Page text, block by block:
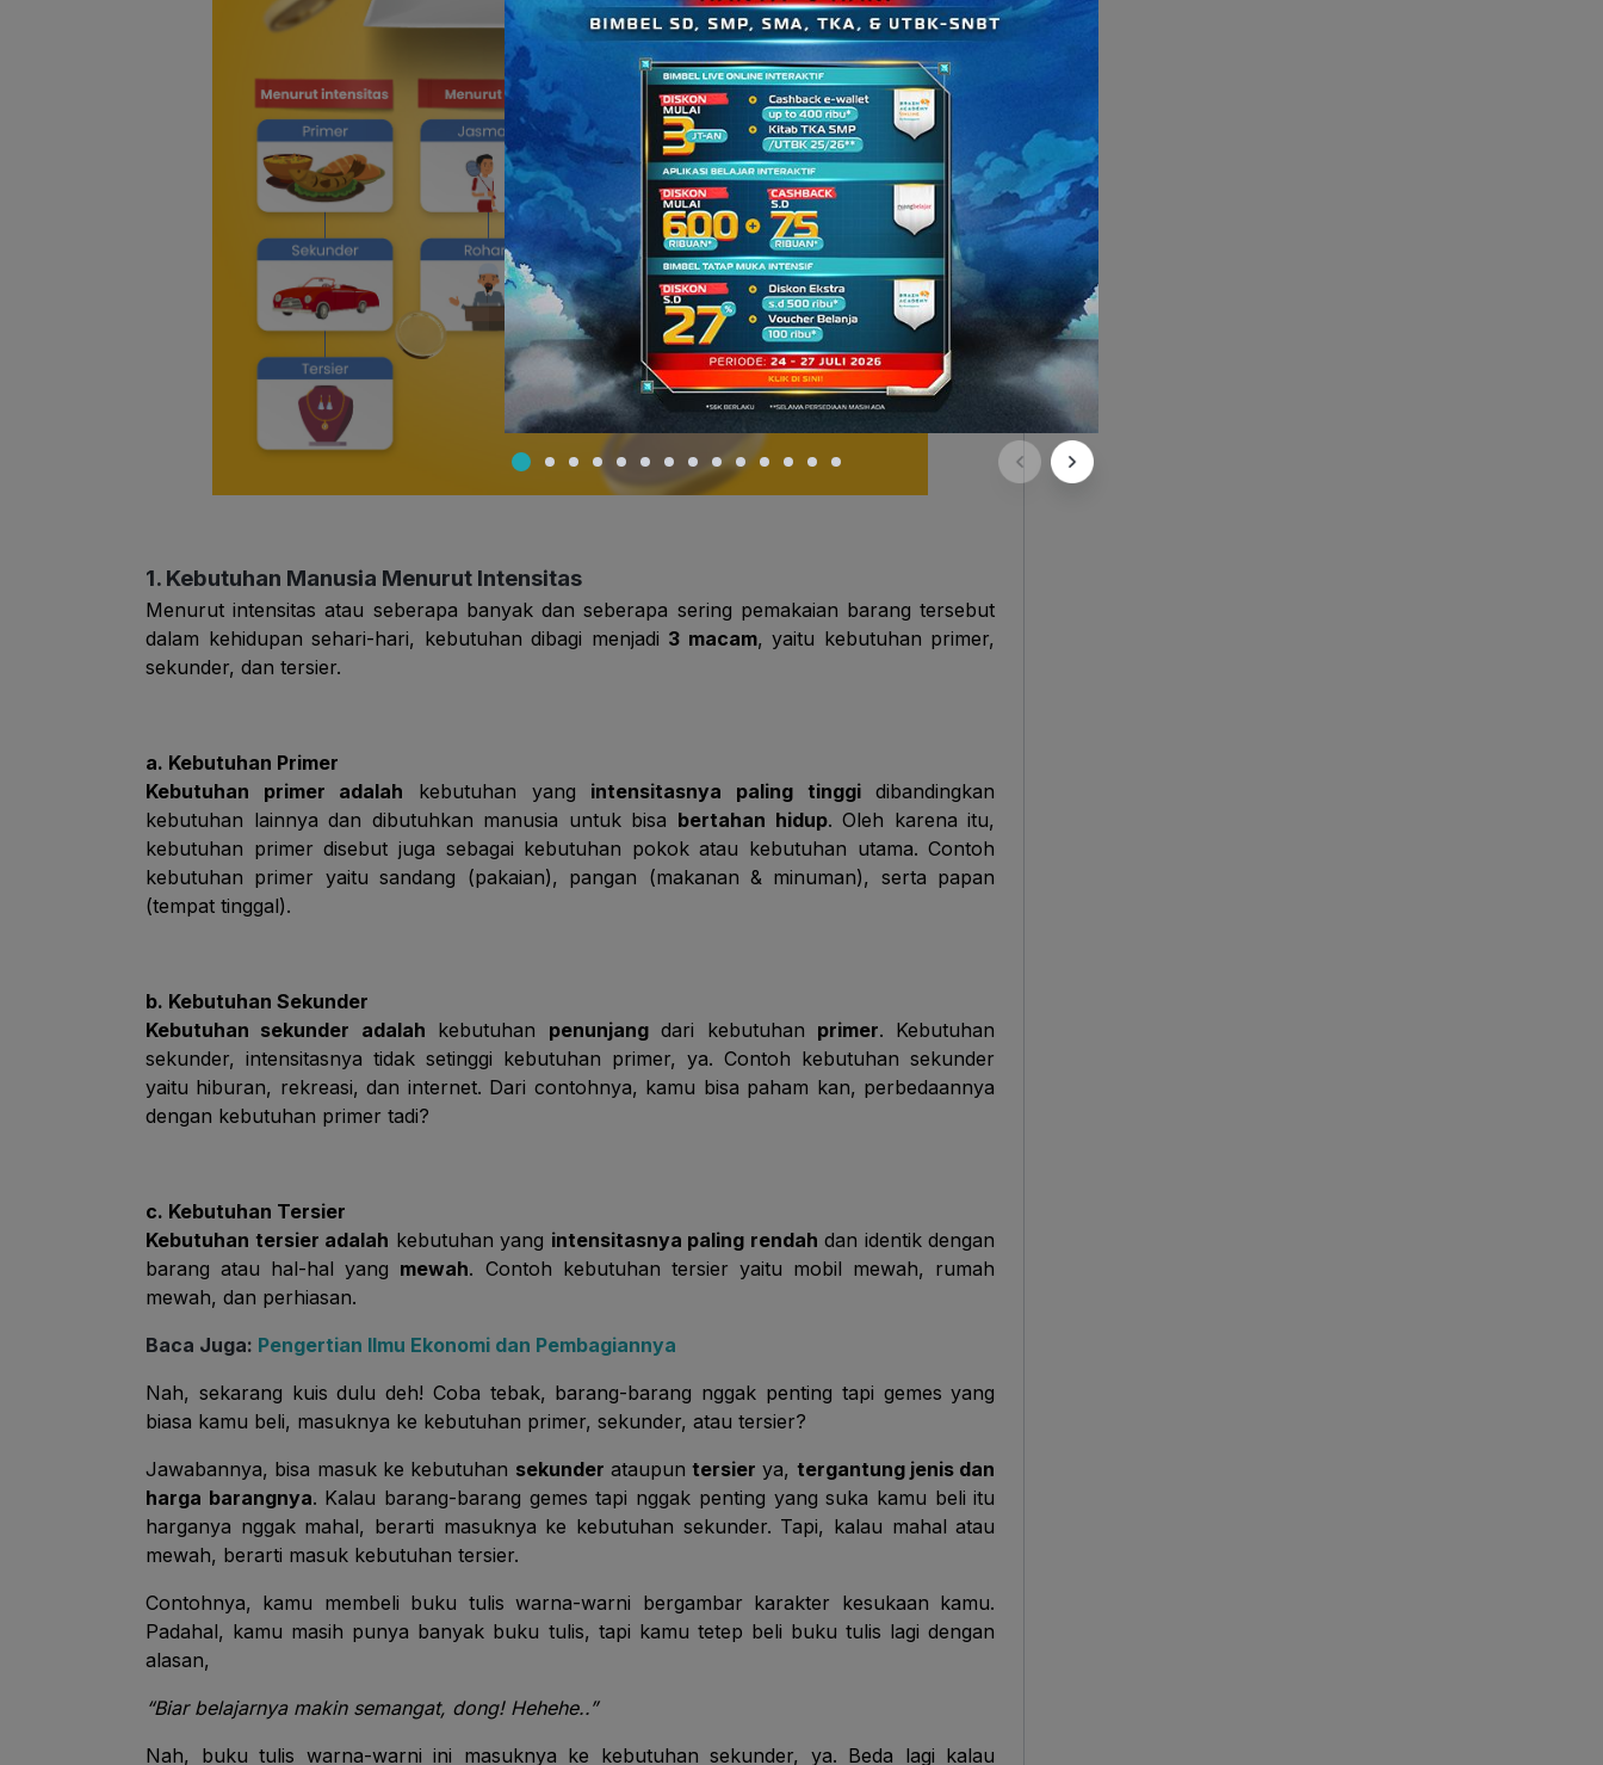
1. Kebutuhan Manusia Menurut Intensitas
Menurut intensitas atau seberapa banyak dan seberapa sering pemakaian barang tersebut
dalam kehidupan sehari-hari, kebutuhan dibagi menjadi 3 macam, yaitu kebutuhan primer,
sekunder, dan tersier.
a. Kebutuhan Primer
Kebutuhan primer adalah kebutuhan yang intensitasnya paling tinggidibandingkan
kebutuhan lainnya dan dibutuhkan manusia untuk bisa bertahan hidup. Oleh karena itu,
kebutuhan primer disebut juga sebagai kebutuhan pokokatau kebutuhan utama. Contoh
kebutuhan primer yaitu sandang (pakaian), pangan (makanan & minuman), serta papan
(tempat tinggal).
b. Kebutuhan Sekunder
Kebutuhan sekunder adalah kebutuhan penunjangdari kebutuhan primer. Kebutuhan
sekunder, intensitasnya tidak setinggi kebutuhan primer, ya. Contoh kebutuhan sekunder
yaitu hiburan, rekreasi, dan internet. Dari contohnya, kamu bisa paham kan, perbedaannya
dengan kebutuhan primer tadi?
c. Kebutuhan Tersier
Kebutuhan tersier adalah kebutuhan yang intensitasnya paling rendah dan identik dengan
barang atau hal-hal yang mewah. Contoh kebutuhan tersier yaitu mobil mewah, rumah
mewah, dan perhiasan.
Baca Juga: Pengertian Ilmu Ekonomi dan Pembagiannya
Nah, sekarang kuis dulu deh! Coba tebak, barang-barang nggak penting tapi gemes yang
biasa kamu beli, masuknya ke kebutuhan primer, sekunder, atau tersier?
Jawabannya, bisa masuk ke kebutuhan sekunder ataupuntersier ya, tergantung jenis dan
harga barangnya. Kalau barang-barang gemes tapi nggak penting yang suka kamu beli itu
harganya nggak mahal, berarti masuknya ke kebutuhan sekunder. Tapi, kalau mahal atau
mewah, berarti masuk kebutuhan tersier.
Contohnya, kamu membeli buku tulis warna-warni bergambar karakter kesukaan kamu.
Padahal, kamu masih punya banyak buku tulis, tapi kamu tetep beli buku tulis lagi dengan
alasan,
“Biar belajarnya makin semangat, dong! Hehehe..”
Nah, buku tulis warna-warni ini masuknya ke kebutuhan sekunder, ya. Beda lagi kalau